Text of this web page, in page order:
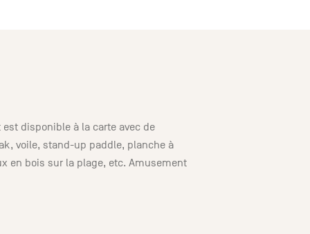
disponible à la carte avec de
voile, stand-up paddle, planche à
en bois sur la plage, etc. Amusement